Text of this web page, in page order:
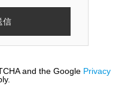
and the Google Privacy